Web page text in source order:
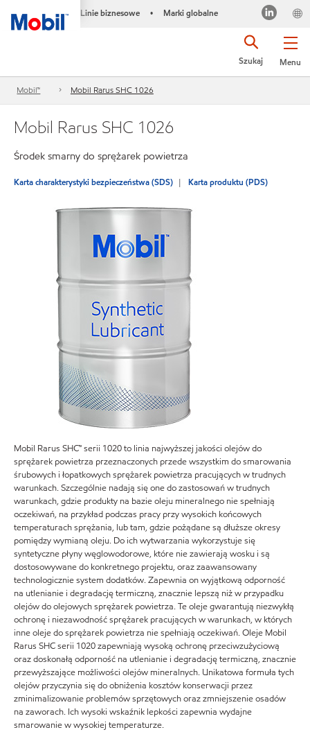
Linie biznesowe • Marki globalne
Menu
Szukaj
Mobil™ Mobil Rarus SHC 1026
Mobil Rarus SHC 1026
Środek smarny do sprężarek powietrza
Karta charakterystyki bezpieczeństwa (SDS) Karta produktu (PDS)
Mobil Rarus SHC™ serii 1020 to linia najwyższej jakości olejów do
sprężarek powietrza przeznaczonych przede wszystkim do smarowania
śrubowych i łopatkowych sprężarek powietrza pracujących w trudnych
warunkach. Szczególnie nadają się one do zastosowań w trudnych
warunkach, gdzie produkty na bazie oleju mineralnego nie spełniają
oczekiwań, na przykład podczas pracy przy wysokich końcowych
temperaturach sprężania, lub tam, gdzie pożądane są dłuższe okresy
pomiędzy wymianą oleju. Do ich wytwarzania wykorzystuje się
syntetyczne płyny węglowodorowe, które nie zawierają wosku i są
dostosowywane do konkretnego projektu, oraz zaawansowany
technologicznie system dodatków. Zapewnia on wyjątkową odporność
na utlenianie i degradację termiczną, znacznie lepszą niż w przypadku
olejów do olejowych sprężarek powietrza. Te oleje gwarantują niezwykłą
ochronę i niezawodność sprężarek pracujących w warunkach, w których
inne oleje do sprężarek powietrza nie spełniają oczekiwań. Oleje Mobil
Rarus SHC serii 1020 zapewniają wysoką ochronę przeciwzużyciową
oraz doskonałą odporność na utlenianie i degradację termiczną, znacznie
przewyższające możliwości olejów mineralnych. Unikatowa formuła tych
olejów przyczynia się do obniżenia kosztów konserwacji przez
zminimalizowanie problemów sprzętowych oraz zmniejszenie osadów
na zaworach. Ich wysoki wskaźnik lepkości zapewnia wydajne
smarowanie w wysokiej temperaturze.